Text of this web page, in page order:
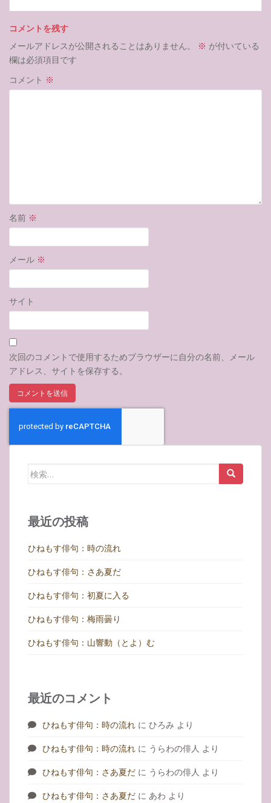
コメントを残す
メールアドレスが公開されることはありません。
※ が付いている
欄は必須項目です
コメント ※
名前 ※
メール ※
サイト
次回のコメントで使用するためブラウザーに自分の名前、メール
アドレス、サイトを保存する。
検
最近の投稿
ひねもす俳句：時の流れ
ひねもす俳句：さあ夏だ
ひねもす俳句：初夏に入る
ひねもす俳句：梅雨曇り
ひねもす俳句：山響動（とよ）む
最近のコメント
ひねもす俳句：時の流れ に ひろみ より
ひねもす俳句：時の流れ に うらわの俳人 より
ひねもす俳句：さあ夏だ に うらわの俳人 より
ひねもす俳句：さあ夏だ に あわ より